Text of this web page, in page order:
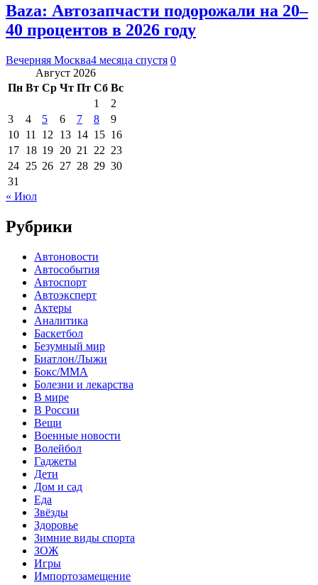
Baza: Автозапчасти подорожали на 20–
40 процентов в 2026 году
Вечерняя Москва4 месяца спустя 0
Август 2026
Пн Вт Ср Чт Пт Сб Вс
1
2
3
4 5 6 7 8
9
10 11 12 13 14 15 16
17 18 19 20 21 22 23
24 25 26 27 28 29 30
31
« Июл
Рубрики
Автоновости
Автособытия
Автоспорт
Автоэксперт
Актеры
Аналитика
Баскетбол
Безумный мир
Биатлон/Лыжи
Бокс/MMA
Болезни и лекарства
В мире
В России
Вещи
Военные новости
Волейбол
Гаджеты
Дети
Дом и сад
Еда
Звёзды
Здоровье
Зимние виды спорта
ЗОЖ
Игры
Импортозамещение